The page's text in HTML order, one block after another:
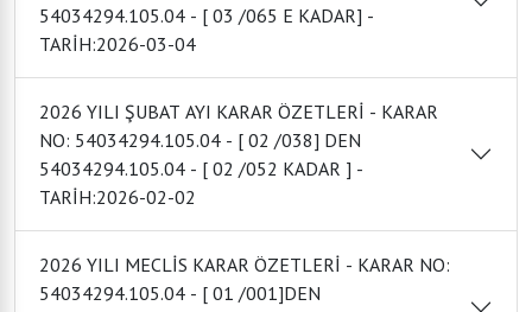
54034294.105.04 - [ 03 /065 E KADAR] -
TARİH:2026-03-04
2026 YILI ŞUBAT AYI KARAR ÖZETLERİ - KARAR
NO: 54034294.105.04 - [ 02 /038] DEN
54034294.105.04 - [ 02 /052 KADAR ] -
TARİH:2026-02-02
2026 YILI MECLİS KARAR ÖZETLERİ - KARAR NO:
54034294.105.04 - [ 01 /001]DEN